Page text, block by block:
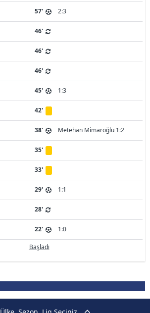
57' 2:3
46'
46'
46'
45' 1:3
42'
38' Metehan Mimaroğlu 1:2
35'
33'
29' 1:1
28'
22' 1:0
Başladı